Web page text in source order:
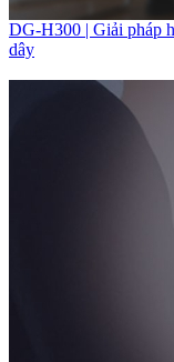
DG-H300 | Giải pháp
dây